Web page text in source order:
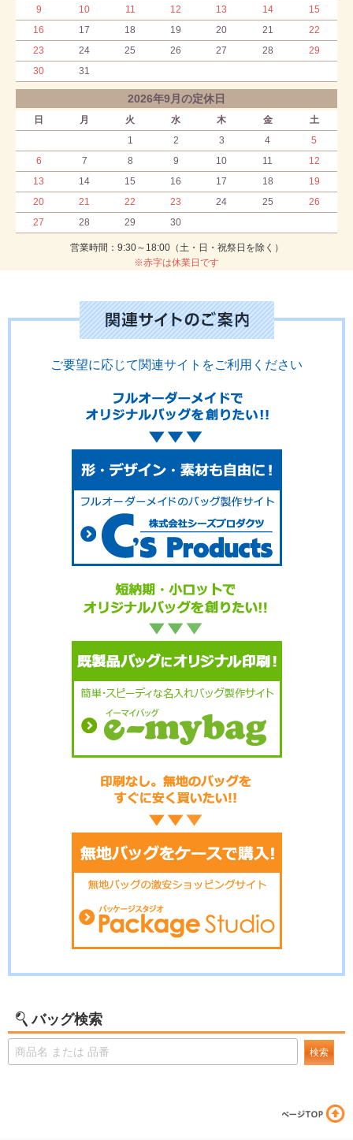
9
10 11 12 13 14
15
16
17 18 19 20 21
22
23
24 25 26 27 28
29
30
31
2026年9月の定休日
日 月 火 水 木 金
土
1
2 3 4
5
6
7 8 9 10 11
12
13
14 15 16 17 18
19
20
21 22 23 24 25
26
27
28 29 30
営業時間：9:30～18:00（土・日・祝祭日を除く）
※赤字は休業日です
ご要望に応じて関連サイトをご利用ください
バッグ検索
検索